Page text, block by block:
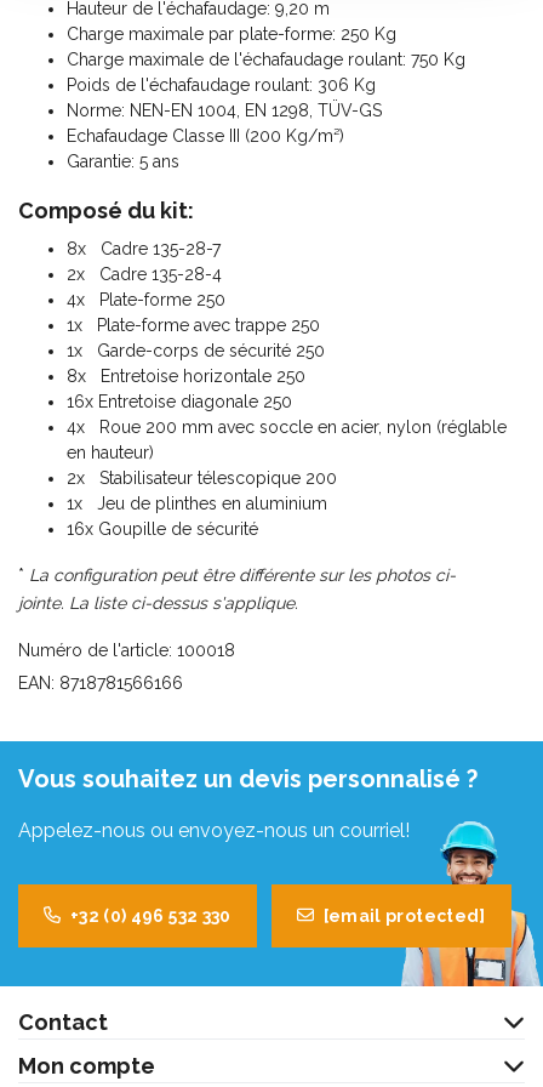
Hauteur de l'échafaudage: 9,20 m
Charge maximale par plate-forme: 250 Kg
Charge maximale de l'échafaudage roulant: 750 Kg
Poids de l'échafaudage roulant: 306 Kg
Norme: NEN-EN 1004, EN 1298, TÜV-GS
Echafaudage Classe III (200 Kg/m²)
Garantie: 5 ans
Composé du kit:
8x Cadre 135-28-7
2x Cadre 135-28-4
4x Plate-forme 250
1x Plate-forme avec trappe 250
1x Garde-corps de sécurité 250
8x Entretoise horizontale 250
16x Entretoise diagonale 250
4x Roue 200 mm avec soccle en acier, nylon (réglable
en hauteur)
2x Stabilisateur télescopique 200
1x Jeu de plinthes en aluminium
16x Goupille de sécurité
* La configuration peut être différente sur les photos ci-
jointe. La liste ci-dessus s'applique.
Numéro de l'article: 100018
EAN: 8718781566166
Vous souhaitez un devis personnalisé ?
Appelez-nous ou envoyez-nous un courriel!
+32 (0) 496 532 330 [email protected]
Contact
Mon compte